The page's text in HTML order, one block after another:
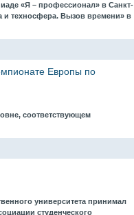
«Я – профессионал» в Санкт-
и техносфера. Вызов времени» в
Европы по
соответствующем
университета принимал
студенческого